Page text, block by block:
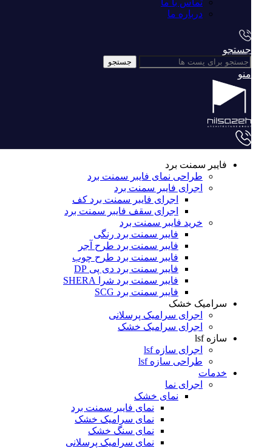
تماس با ما
درباره ما
جستجو
جستجو
منو
فایبر سمنت برد
طراحی نمای فایبر سمنت برد
اجرای فایبر سمنت برد
اجرای فایبر سمنت برد کف
اجرای سقف فایبر سمنت برد
خرید فایبر سمنت برد
فایبر سمنت برد رنگی
فایبر سمنت برد طرح آجر
فایبر سمنت برد طرح چوب
فایبر سمنت برد دی پی DP
فایبر سمنت برد شرا SHERA
فایبر سمنت برد SCG
سرامیک خشک
اجرای سرامیک پرسلانی
اجرای سرامیک خشک
سازه lsf
اجرای سازه lsf
طراحی سازه lsf
خدمات
اجرای نما
نمای خشک
نمای فایبر سمنت برد
نمای سرامیک خشک
نمای سنگ خشک
نمای سرامیک پرسلانی